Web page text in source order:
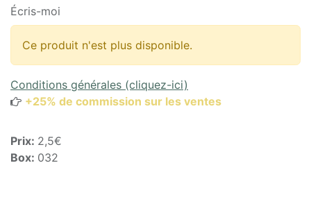
Écris-moi
Ce produit n'est plus disponible.
Conditions générales (cliquez-ici)
+25% de commission sur les ventes
Prix: 2,5€
Box: 032